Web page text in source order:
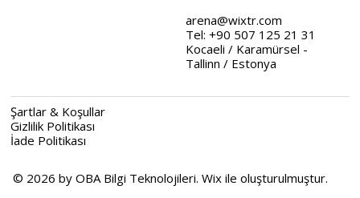
arena@wixtr.com
Tel: +90 507 125 21 31
Kocaeli / Karamürsel -
Tallinn / Estonya
Şartlar & Koşullar
Gizlilik Politikası
İade Politikası
© 2026 by OBA Bilgi Teknolojileri. Wix ile oluşturulmuştur.
Tasarımında Stratejik Yaklaşımlar